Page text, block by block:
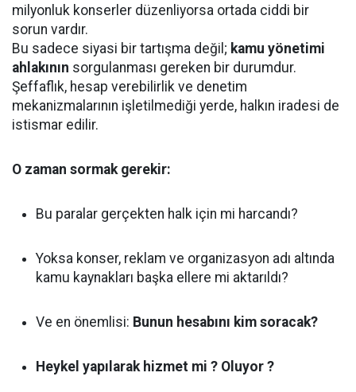
milyonluk konserler düzenliyorsa ortada ciddi bir
sorun vardır.
Bu sadece siyasi bir tartışma değil; kamu yönetimi
ahlakının sorgulanması gereken bir durumdur.
Şeffaflık, hesap verebilirlik ve denetim
mekanizmalarının işletilmediği yerde, halkın iradesi de
istismar edilir.
O zaman sormak gerekir:
Bu paralar gerçekten halk için mi harcandı?
Yoksa konser, reklam ve organizasyon adı altında
kamu kaynakları başka ellere mi aktarıldı?
Ve en önemlisi: Bunun hesabını kim soracak?
Heykel yapılarak hizmet mi ? Oluyor ?